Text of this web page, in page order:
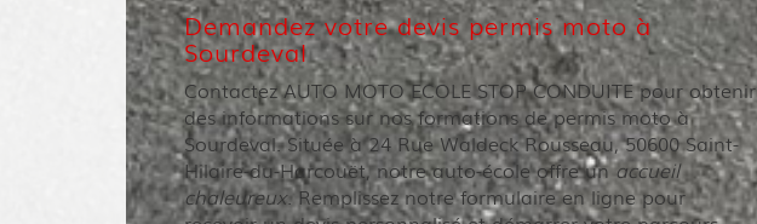
Demandez votre devis permis moto à
Sourdeval
Contactez AUTO MOTO ECOLE STOP CONDUITE pour obtenir
des informations sur nos formations de permis moto à
Sourdeval. Située à 24 Rue Waldeck Rousseau, 50600 Saint-
Hilaire-du-Harcouët, notre auto-école offre unaccueil
chaleureux. Remplissez notre formulaire en ligne pour